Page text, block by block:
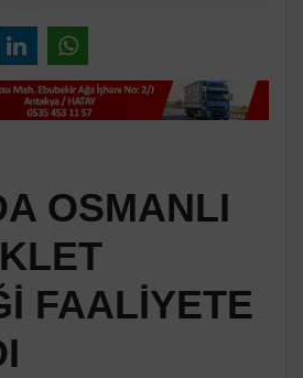
OSMANLI
FAALİYETE